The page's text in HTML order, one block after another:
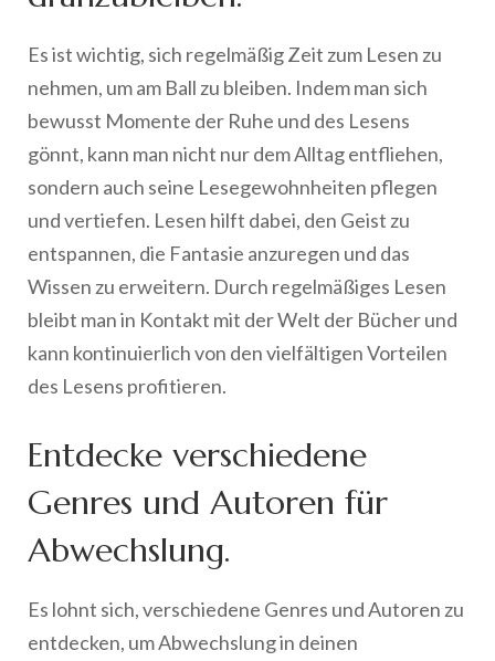
Es ist wichtig, sich regelmäßig Zeit zum Lesen zu
nehmen, um am Ball zu bleiben. Indem man sich
bewusst Momente der Ruhe und des Lesens
gönnt, kann man nicht nur dem Alltag entfliehen,
sondern auch seine Lesegewohnheiten pflegen
und vertiefen. Lesen hilft dabei, den Geist zu
entspannen, die Fantasie anzuregen und das
Wissen zu erweitern. Durch regelmäßiges Lesen
bleibt man in Kontakt mit der Welt der Bücher und
kann kontinuierlich von den vielfältigen Vorteilen
des Lesens profitieren.
Entdecke verschiedene
Genres und Autoren für
Abwechslung.
Es lohnt sich, verschiedene Genres und Autoren zu
entdecken, um Abwechslung in deinen